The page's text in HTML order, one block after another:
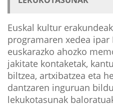
Euskal kultur
programaren xedea ipar
euskarazko ahozko
jakitate kontaketak,
biltzea, artxibatzea eta
dantzaren inguruan
lekukotasunak